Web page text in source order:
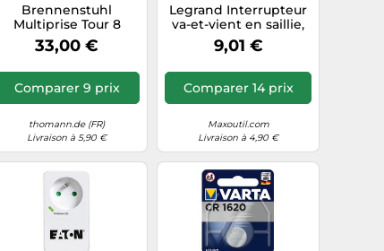
Brennenstuhl
Multiprise Tour 8
prises orientées 45° +
2 USB A + 1 USB-C PD
33,00 €
Comparer 9 prix
thomann.de (FR)
Livraison à 5,90 €
Legrand Interrupteur
va-et-vient en saillie,
appareillage complet
blanc
9,01 €
Comparer 14 prix
Maxoutil.com
Livraison à 4,90 €